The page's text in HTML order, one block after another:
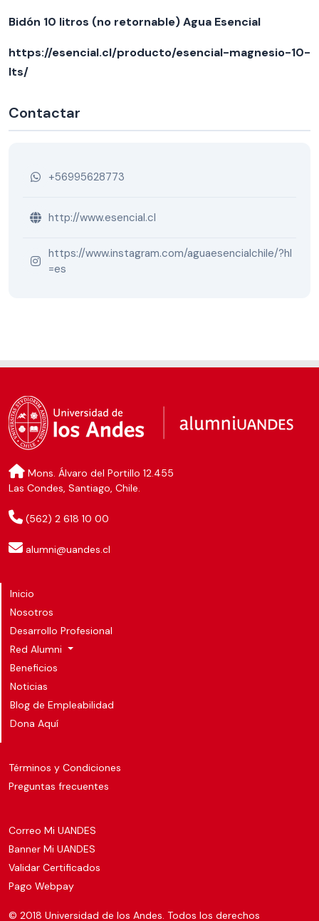
Bidón 10 litros (no retornable) Agua Esencial
https://esencial.cl/producto/esencial-magnesio-10-
lts/
Contactar
+56995628773
http://www.esencial.cl
https://www.instagram.com/aguaesencialchile/?hl
=es
Mons. Álvaro del Portillo 12.455
Las Condes, Santiago, Chile.
(562) 2 618 10 00
alumni@uandes.cl
Inicio
Nosotros
Desarrollo Profesional
Red Alumni
Beneficios
Noticias
Blog de Empleabilidad
Dona Aquí
Términos y Condiciones
Preguntas frecuentes
Correo Mi UANDES
Banner Mi UANDES
Validar Certificados
Pago Webpay
© 2018 Universidad de los Andes. Todos los derechos